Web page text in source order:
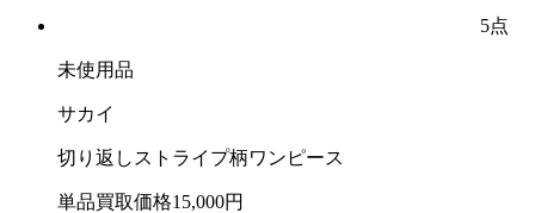
5点
未使用品
サカイ
切り返しストライプ柄ワンピース
単品買取価格15,000円